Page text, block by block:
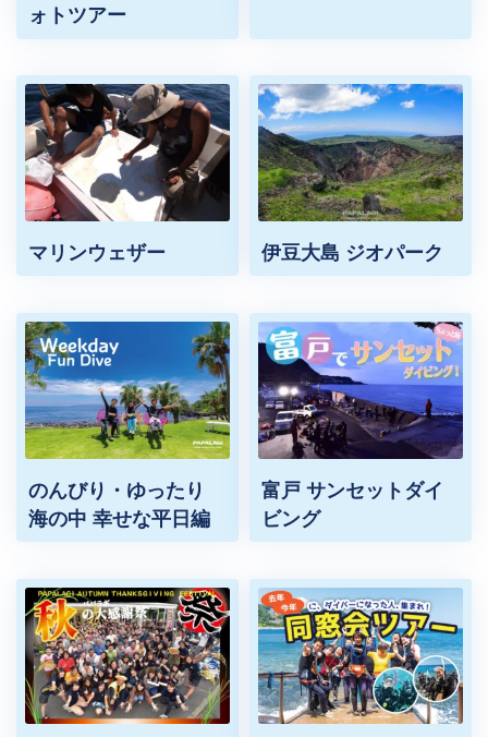
ォトツアー
マリンウェザー 伊豆大島 ジオパーク
のんびり・ゆったり
海の中 幸せな平日編
富戸 サンセットダイ
ビング